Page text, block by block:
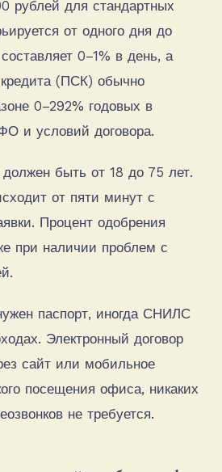
рублей для стандартных
от одного дня до
0–1% в день, а
(ПСК) обычно
0–292% годовых в
и условий договора.
быть от 18 до 75 лет.
от пяти минут с
Процент одобрения
при наличии проблем с
паспорт, иногда СНИЛС
Электронный договор
сайт или мобильное
посещения офиса, никаких
не требуется.